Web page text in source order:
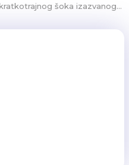
šoka izazvanog...